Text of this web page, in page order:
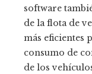
software
de la flota de
más eficientes
consumo de
de los